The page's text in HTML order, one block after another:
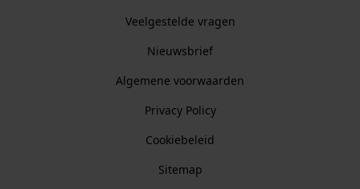
Veelgestelde vragen
Nieuwsbrief
Algemene voorwaarden
Privacy Policy
Cookiebeleid
Sitemap